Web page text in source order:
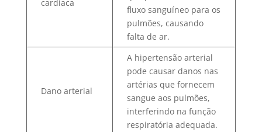
cardíaca
fluxo sanguíneo para os
pulmões, causando
falta de ar.
Dano arterial
A hipertensão arterial
pode causar danos nas
artérias que fornecem
sangue aos pulmões,
interferindo na função
respiratória adequada.